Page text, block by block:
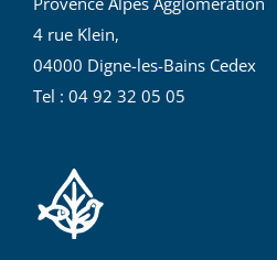
4 rue Klein,
04000 Digne-les-Bains Cedex
Tel : 04 92 32 05 05